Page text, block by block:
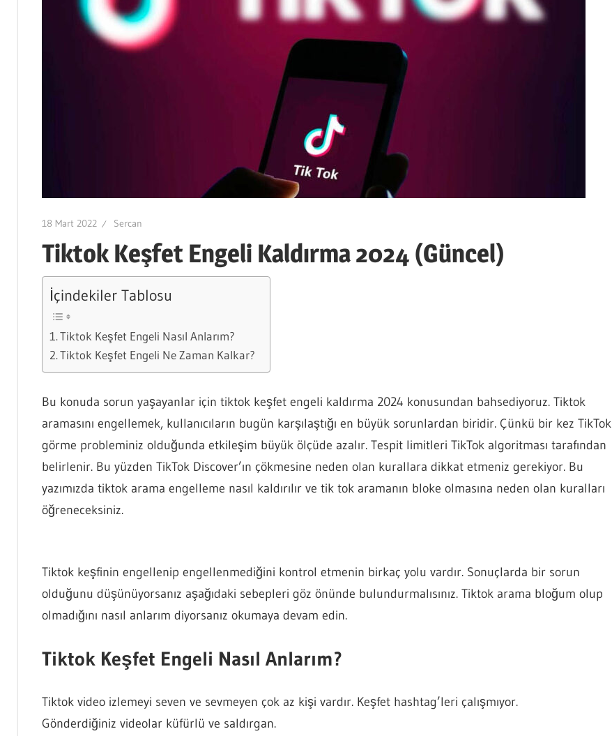
18 Mart 2022 Sercan
Tiktok Keşfet Engeli Kaldırma 2024 (Güncel)
İçindekiler Tablosu
Tiktok Keşfet Engeli Nasıl Anlarım?
Tiktok Keşfet Engeli Ne Zaman Kalkar?
Bu konuda sorun yaşayanlar için tiktok keşfet engeli kaldırma 2024 konusundan bahsediyoruz. Tiktok
aramasını engellemek, kullanıcıların bugün karşılaştığı en büyük sorunlardan biridir. Çünkü bir kez TikTok
görme probleminiz olduğunda etkileşim büyük ölçüde azalır. Tespit limitleri TikTok algoritması tarafından
belirlenir. Bu yüzden TikTok Discover’ın çökmesine neden olan kurallara dikkat etmeniz gerekiyor. Bu
yazımızda tiktok arama engelleme nasıl kaldırılır ve tik tok aramanın bloke olmasına neden olan kuralları
öğreneceksiniz.
Tiktok keşfinin engellenip engellenmediğini kontrol etmenin birkaç yolu vardır. Sonuçlarda bir sorun
olduğunu düşünüyorsanız aşağıdaki sebepleri göz önünde bulundurmalısınız. Tiktok arama bloğum olup
olmadığını nasıl anlarım diyorsanız okumaya devam edin.
Tiktok Keşfet Engeli Nasıl Anlarım?
Tiktok video izlemeyi seven ve sevmeyen çok az kişi vardır. Keşfet hashtag’leri çalışmıyor.
Gönderdiğiniz videolar küfürlü ve saldırgan.